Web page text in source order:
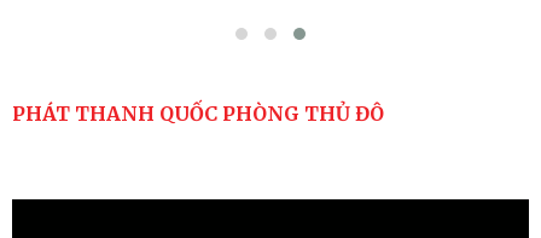
PHÁT THANH QUỐC PHÒNG THỦ ĐÔ